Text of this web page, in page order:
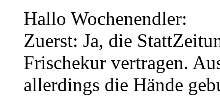
Hallo Wochenendler:
Zuerst: Ja, die
Frischekur vertragen.
allerdings die Hände